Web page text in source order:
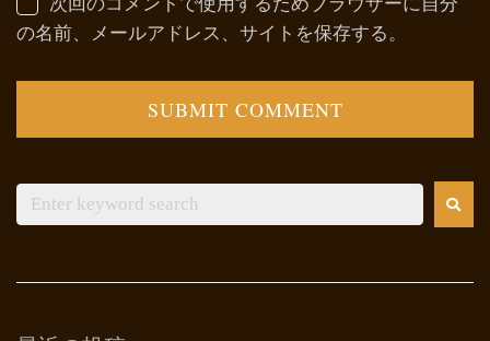
の名前、メールアドレス、サイトを保存する。